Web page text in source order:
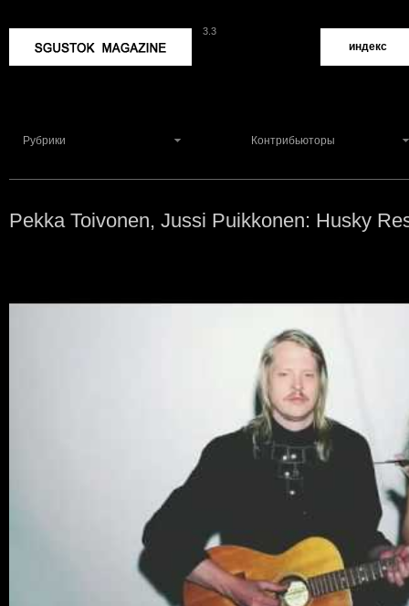
3.3
индекс
Рубрики Контрибьюторы
Pekka Toivonen, Jussi Puikkonen: Husky